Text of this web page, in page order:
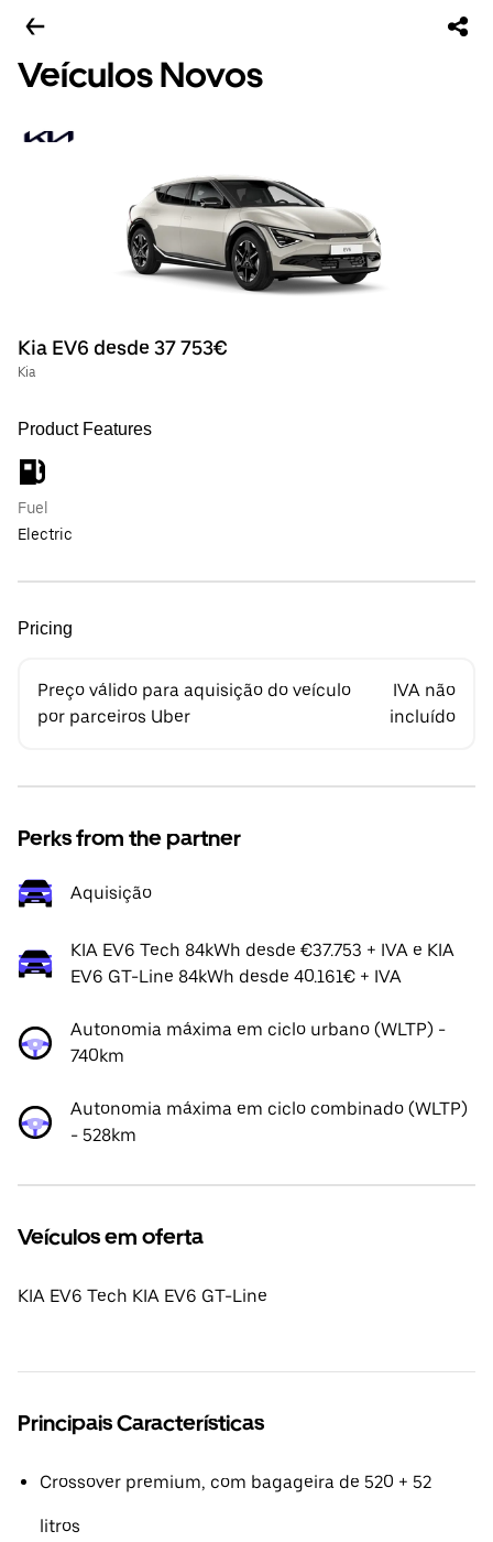
Veículos Novos
Kia EV6 desde 37 753€
Kia
Product Features
Fuel
Electric
Pricing
Preço válido para aquisição do veículo
por parceiros Uber
IVA não
incluído
Perks from the partner
Aquisição
KIA EV6 Tech 84kWh desde €37.753 + IVA e KIA
EV6 GT-Line 84kWh desde 40.161€ + IVA
Autonomia máxima em ciclo urbano (WLTP) -
740km
Autonomia máxima em ciclo combinado (WLTP)
- 528km
Veículos em oferta
KIA EV6 Tech KIA EV6 GT-Line
Principais Características
Crossover premium, com bagageira de 520 + 52
litros